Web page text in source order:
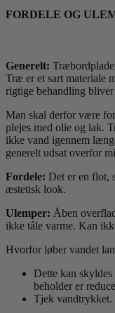
FORDELE OG
Generelt:
Træ er et sart materiale
rigtige behandling
Man skal derfor være
plejes med olie og lak.
ikke vand igennem
generelt udsat overfor
Fordele: Det er en flot,
æstetisk look.
Ulemper: Åben
ikke tåle varme. Kan
Hvorfor løber vandet
Dette kan
beholder er
Tjek vandtrykket.